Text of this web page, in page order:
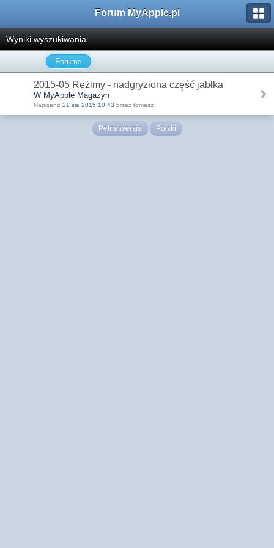
Forum MyApple.pl
Wyniki wyszukiwania
Forums
2015-05 Reżimy - nadgryziona część jabłka
W MyApple Magazyn
Napisano 21 sie 2015 10:43 przez tomasz
Pełna wersja Polski